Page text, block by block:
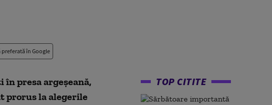
preferată în Google
presa argeşeană,
prorus la alegerile
TOP CITITE